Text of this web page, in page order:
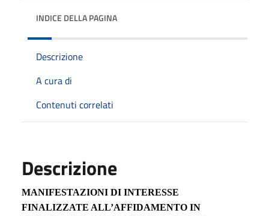
INDICE DELLA PAGINA
Descrizione
A cura di
Contenuti correlati
Descrizione
MANIFESTAZIONI DI INTERESSE
FINALIZZATE ALL’AFFIDAMENTO IN